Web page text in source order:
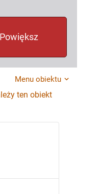
Powiększ
Menu obiektu
ten obiekt